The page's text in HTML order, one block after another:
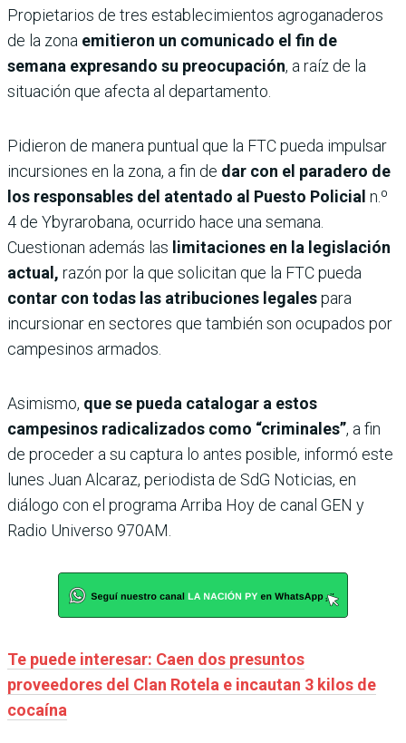
Propietarios de tres establecimientos agroganaderos
de la zona emitieron un comunicado el fin de
semana expresando su preocupación, a raíz de la
situación que afecta al departamento.
Pidieron de manera puntual que la FTC pueda impulsar
incursiones en la zona, a fin de dar con el paradero de
los responsables del atentado al Puesto Policial n.º
4 de Ybyrarobana, ocurrido hace una semana.
Cuestionan además las limitaciones en la legislación
actual, razón por la que solicitan que la FTC pueda
contar con todas las atribuciones legalespara
incursionar en sectores que también son ocupados por
campesinos armados.
Asimismo, que se pueda catalogar a estos
campesinos radicalizados como “criminales”, a fin
de proceder a su captura lo antes posible, informó este
lunes Juan Alcaraz, periodista de SdG Noticias, en
diálogo con el programa Arriba Hoy de canal GEN y
Radio Universo 970AM.
Te puede interesar: Caen dos presuntos
proveedores del Clan Rotela e incautan 3 kilos de
cocaína